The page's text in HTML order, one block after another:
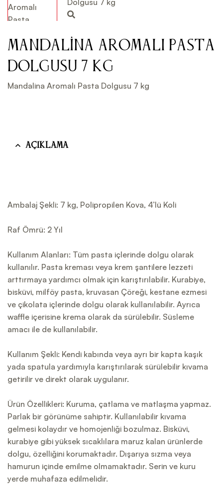
Mandalina Aromalı Pasta
Dolgusu 7 kg
Mandalina Aromalı Pasta Dolgusu 7 kg
Açıklama
Ambalaj Şekli: 7 kg, Polipropilen Kova, 4’lü Koli
Raf Ömrü: 2 Yıl
Kullanım Alanları: Tüm pasta içlerinde dolgu olarak
kullanılır. Pasta kreması veya krem şantilere lezzeti
arttırmaya yardımcı olmak için karıştırılabilir. Kurabiye,
bisküvi, milföy pasta, kruvasan Çöreği, kestane ezmesi
ve çikolata içlerinde dolgu olarak kullanılabilir. Ayrıca
waffle içerisine krema olarak da sürülebilir. Süsleme
amacı ile de kullanılabilir.
Kullanım Şekli: Kendi kabında veya ayrı bir kapta kaşık
yada spatula yardımıyla karıştırılarak sürülebilir kıvama
getirilir ve direkt olarak uygulanır.
Ürün Özellikleri: Kuruma, çatlama ve matlaşma yapmaz.
Parlak bir görünüme sahiptir. Kullanılabilir kıvama
gelmesi kolaydır ve homojenliği bozulmaz. Bisküvi,
kurabiye gibi yüksek sıcaklılara maruz kalan ürünlerde
dolgu, özelliğini korumaktadır. Dışarıya sızma veya
hamurun içinde emilme olmamaktadır. Serin ve kuru
yerde muhafaza edilmelidir.